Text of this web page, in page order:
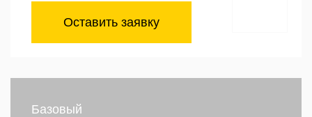
Оставить заявку
Базовый